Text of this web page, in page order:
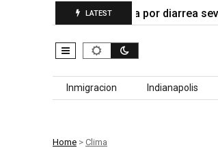
LATEST
Alerta por diarrea severa
Skip to content
Inmigracion Indianapolis
Home > Clima